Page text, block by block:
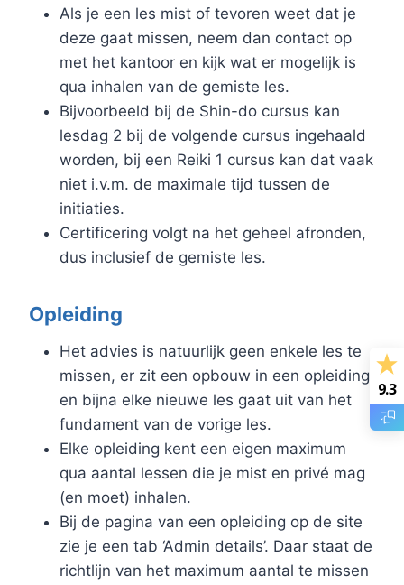
Als je een les mist of tevoren weet dat je
deze gaat missen, neem dan contact op
met het kantoor en kijk wat er mogelijk is
qua inhalen van de gemiste les.
Bijvoorbeeld bij de Shin-do cursus kan
lesdag 2 bij de volgende cursus ingehaald
worden, bij een Reiki 1 cursus kan dat vaak
niet i.v.m. de maximale tijd tussen de
initiaties.
Certificering volgt na het geheel afronden,
dus inclusief de gemiste les.
Opleiding
Het advies is natuurlijk geen enkele les te
missen, er zit een opbouw in een opleiding
en bijna elke nieuwe les gaat uit van het
fundament van de vorige les.
Elke opleiding kent een eigen maximum
qua aantal lessen die je mist en privé mag
(en moet) inhalen.
Bij de pagina van een opleiding op de site
zie je een tab ‘Admin details’. Daar staat de
richtlijn van het maximum aantal te missen
9.3